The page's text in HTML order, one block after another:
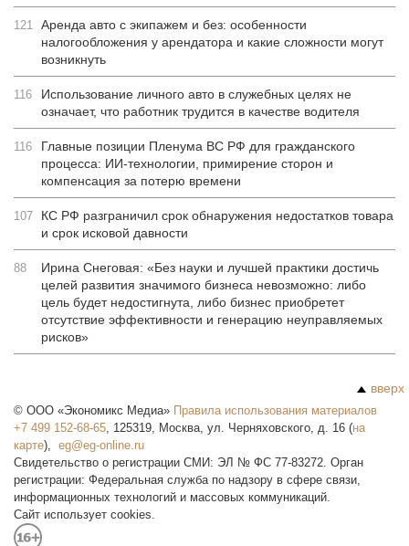
121 Аренда авто с экипажем и без: особенности
налогообложения у арендатора и какие сложности могут
возникнуть
116
Использование личного авто в служебных целях не
означает, что работник трудится в качестве водителя
116
Главные позиции Пленума ВС РФ для гражданского
процесса: ИИ-технологии, примирение сторон и
компенсация за потерю времени
107
КС РФ разграничил срок обнаружения недостатков товара
и срок исковой давности
88
Ирина Снеговая: «Без науки и лучшей практики достичь
целей развития значимого бизнеса невозможно: либо
цель будет недостигнута, либо бизнес приобретет
отсутствие эффективности и генерацию неуправляемых
рисков»
вверх
© ООО «Экономикс Медиа» Правила использования материалов
+7 499 152-68-65, 125319, Москва, ул. Черняховского, д. 16 (на
карте),
Свидетельство о регистрации СМИ: ЭЛ № ФС 77-83272. Орган
регистрации: Федеральная служба по надзору в сфере связи,
информационных технологий и массовых коммуникаций.
Сайт использует cookies.